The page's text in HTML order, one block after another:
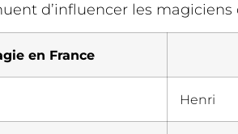
d’influencer les magiciens
en France
Henri